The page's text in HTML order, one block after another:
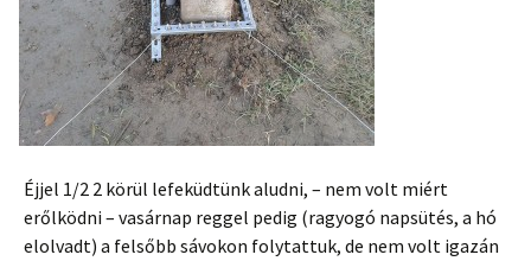
Éjjel 1/2 2 körül lefeküdtünk aludni, – nem volt miért
erőlködni – vasárnap reggel pedig (ragyogó napsütés, a hó
elolvadt) a felsőbb sávokon folytattuk, de nem volt igazán